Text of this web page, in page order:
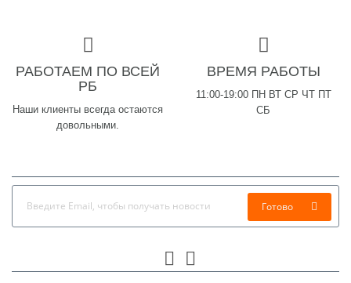
РАБОТАЕМ ПО ВСЕЙ
РБ
Наши клиенты всегда остаются
довольными.
ВРЕМЯ РАБОТЫ
11:00-19:00 ПН ВТ СР ЧТ ПТ
СБ
Готово